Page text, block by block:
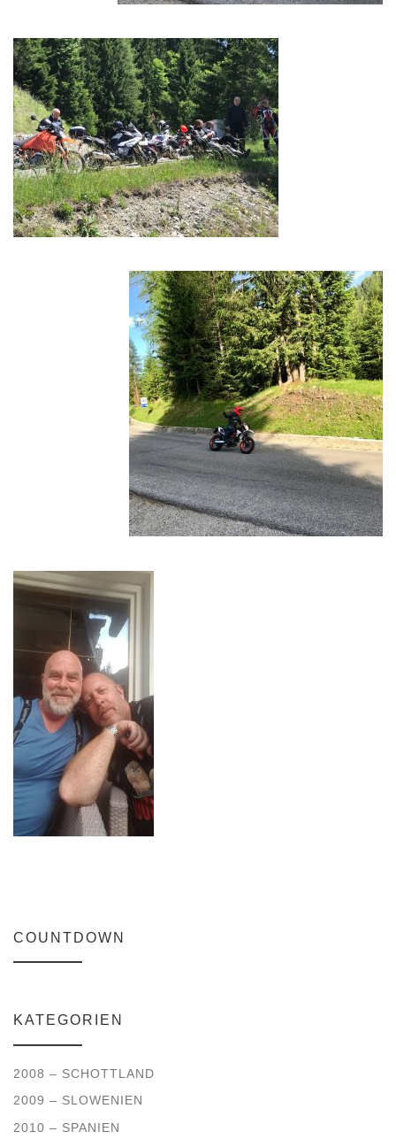
COUNTDOWN
KATEGORIEN
2008 – SCHOTTLAND
2009 – SLOWENIEN
2010 – SPANIEN